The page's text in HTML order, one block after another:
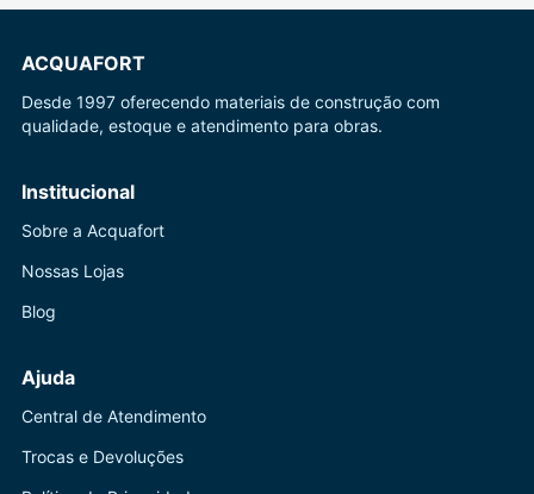
ACQUAFORT
Desde 1997 oferecendo materiais de construção com
qualidade, estoque e atendimento para obras.
Institucional
Sobre a Acquafort
Nossas Lojas
Blog
Ajuda
Central de Atendimento
Trocas e Devoluções